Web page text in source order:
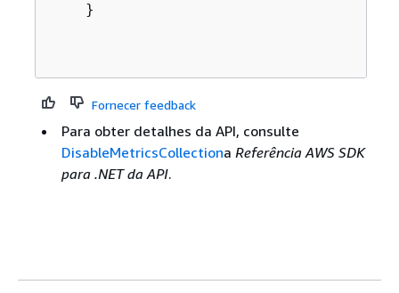
    }
Fornecer feedback
Para obter detalhes da API, consulte
DisableMetricsCollectiona Referência AWS SDK
para .NET da API.